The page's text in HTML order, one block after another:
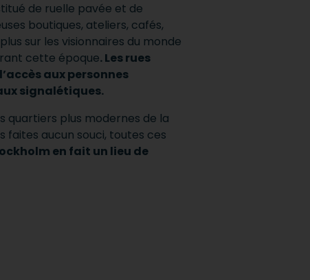
de ruelle pavée et de
boutiques, ateliers, cafés,
sur les visionnaires du monde
cette époque. Les rues
aux personnes
signalétiques.
quartiers plus modernes de la
faites aucun souci, toutes ces
en fait un lieu de